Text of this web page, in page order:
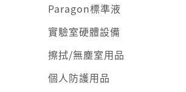
Paragon標準液
實驗室硬體設備
擦拭/無塵室用品
個人防護用品